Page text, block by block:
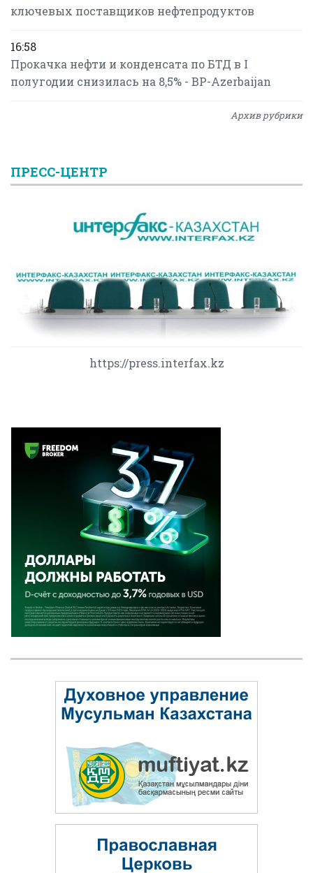
ключевых поставщиков нефтепродуктов
16:58
Прокачка нефти и конденсата по БТД в I
полугодии снизилась на 8,5% - BP-Azerbaijan
Архив рубрики
ПРЕСС-ЦЕНТР
https://press.interfax.kz